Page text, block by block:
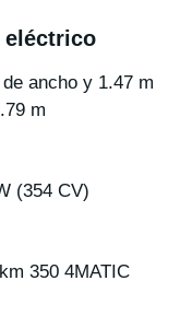
eléctrico
ancho y 1.47 m
m
(354 CV)
350 4MATIC